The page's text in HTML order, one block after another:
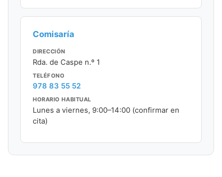
Comisaría
DIRECCIÓN
Rda. de Caspe n.º 1
TELÉFONO
978 83 55 52
HORARIO HABITUAL
Lunes a viernes, 9:00–14:00 (confirmar en
cita)